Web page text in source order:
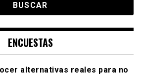
ENCUESTAS
alternativas reales para no